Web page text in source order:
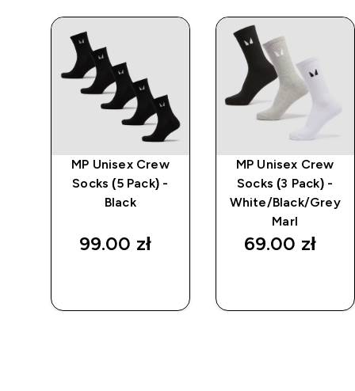
MP Unisex Crew
Socks (5 Pack) -
Black
99.00 zł‎
MP Unisex Crew
Socks (3 Pack) -
White/Black/Grey
Marl
69.00 zł‎